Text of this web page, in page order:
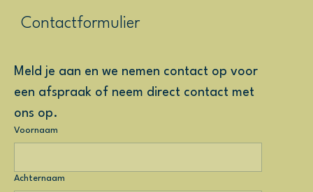
Contactformulier
Meld je aan en we nemen contact op voor
een afspraak of neem direct contact met
ons op.
Voornaam
Achternaam